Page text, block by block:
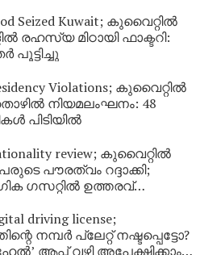
Seized Kuwait; കുവൈറ്റിൽ
രഹസ്യ മിഠായി ഫാക്ടറി:
Violations; കുവൈറ്റിൽ
നിയമലംഘനം: 48
പിടിയിൽ
review; കുവൈറ്റിൽ
പൗരത്വം റദ്ദാക്കി;
ഗസറ്റിൽ ഉത്തരവ്
driving license;
നമ്പര്‍ പ്ലേറ്റ് നഷ്ടപ്പെട്ടോ?
ആപ്പ് വഴി അപേക്ഷിക്കാം;